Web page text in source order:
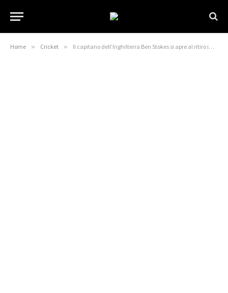
Home » Cricket » Il capitano dell’Inghilterra Ben Stokes si apre al ritiro improvviso durante il test di Trent Bridge contro la Nuova Zelanda